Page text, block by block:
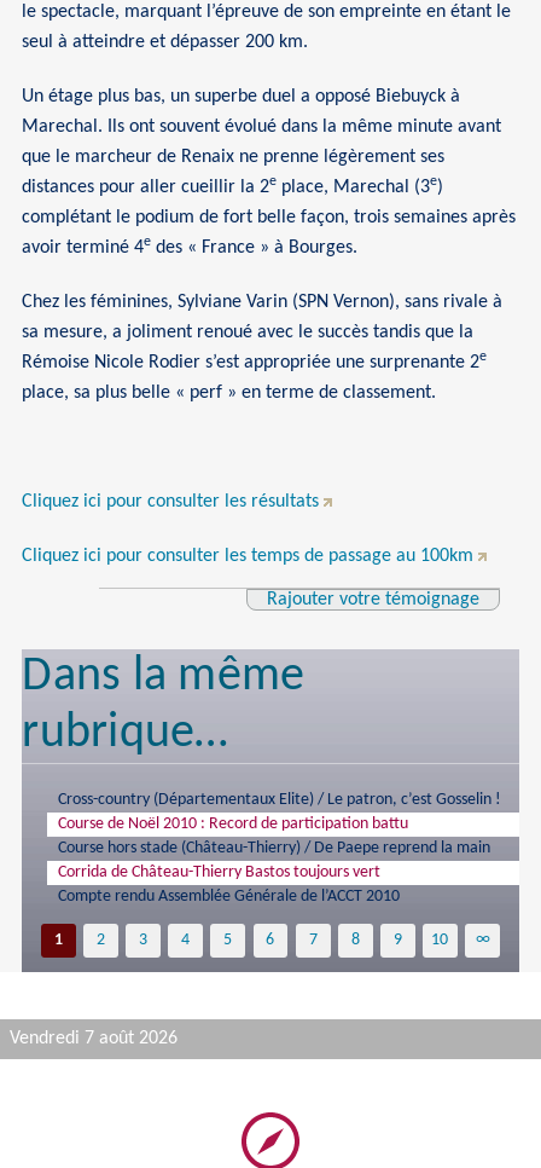
le spectacle, marquant l’épreuve de son empreinte en étant le
seul à atteindre et dépasser 200 km.
Un étage plus bas, un superbe duel a opposé Biebuyck à
Marechal. Ils ont souvent évolué dans la même minute avant
que le marcheur de Renaix ne prenne légèrement ses
distances pour aller cueillir la 2e place, Marechal (3e)
complétant le podium de fort belle façon, trois semaines après
avoir terminé 4e des « France » à Bourges.
Chez les féminines, Sylviane Varin (SPN Vernon), sans rivale à
sa mesure, a joliment renoué avec le succès tandis que la
Rémoise Nicole Rodier s’est appropriée une surprenante 2e
place, sa plus belle « perf » en terme de classement.
Cliquez ici pour consulter les résultats
Cliquez ici pour consulter les temps de passage au 100km
Rajouter votre témoignage
Dans la même
rubrique…
Cross-country (Départementaux Elite) / Le patron, c’est Gosselin !
Course de Noël 2010 : Record de participation battu
Course hors stade (Château-Thierry) / De Paepe reprend la main
Corrida de Château-Thierry Bastos toujours vert
Compte rendu Assemblée Générale de l’ACCT 2010
1 2 3 4 5 6 7 8 9 10 ∞
Vendredi 7 août 2026